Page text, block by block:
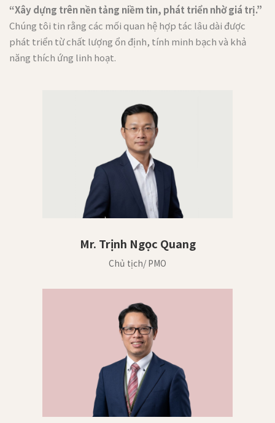
“Xây dựng trên nền tảng niềm tin, phát triển nhờ giá trị.”
Chúng tôi tin rằng các mối quan hệ hợp tác lâu dài được
phát triển từ chất lượng ổn định, tính minh bạch và khả
năng thích ứng linh hoạt.
Mr. Trịnh Ngọc Quang
Chủ tịch/ PMO